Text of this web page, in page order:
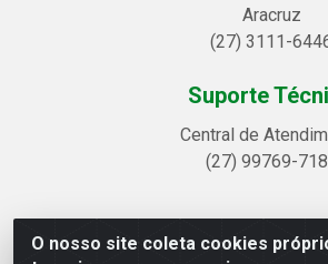
O nosso site coleta cookies
Aracruz
(27) 3111-
Suporte
Central de
(27) 99769-
Linhavix Distribuidora LTDA -